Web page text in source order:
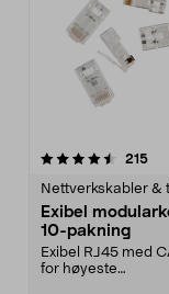
215
Nettverkskabler &
Exibel
10-pakning
Exibel RJ45 med
for høyeste
4.5 av 5